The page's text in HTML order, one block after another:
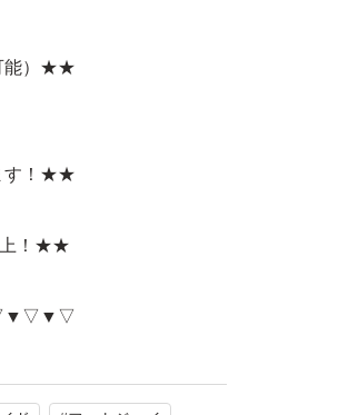
能）★★
！★★
上！★★
ます！